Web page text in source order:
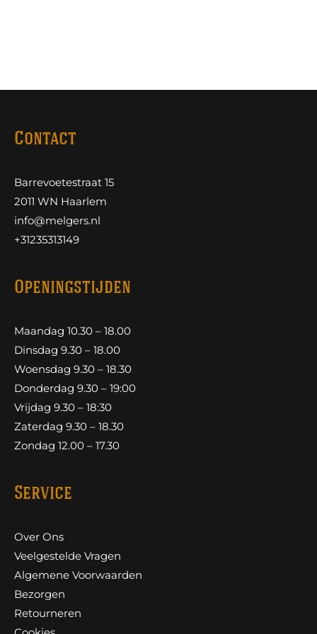
Contact
Barrevoetestraat 15
2011 WN Haarlem
info@melgers.nl
+31235313149
Openingstijden
Maandag 10.30 – 18.00
Dinsdag 9.30 – 18.00
Woensdag 9.30 – 18.30
Donderdag 9.30 – 19:00
Vrijdag 9.30 – 18:30
Zaterdag 9.30 – 18.30
Zondag 12.00 – 17.30
Service
Over Ons
Veelgestelde Vragen
Algemene Voorwaarden
Bezorgen
Retourneren